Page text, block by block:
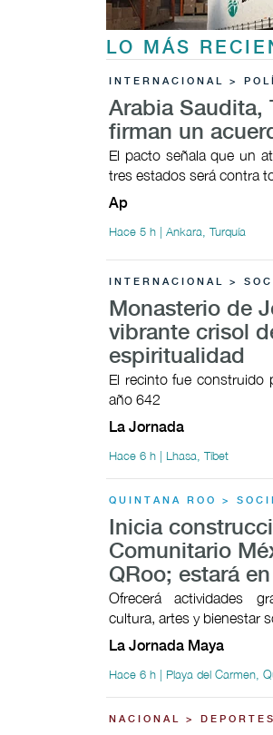
LO MÁS
INTERNACIONAL >
Arabia Saudita,
firman un
El pacto señala que un
tres estados será contra
Ap
Hace 5 h | Ankara, Turquía
INTERNACIONAL >
Monasterio de
vibrante crisol
espiritualidad
El recinto fue construido
año 642
La Jornada
Hace 6 h | Lhasa, Tíbet
QUINTANA ROO >
Inicia
Comunitario
QRoo; estará
Ofrecerá actividades
cultura, artes y bienestar
La Jornada Maya
Hace 6 h | Playa del Carmen,
NACIONAL > DEPORTES